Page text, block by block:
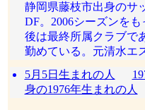
静岡県藤枝市出身のサ
DF。2006シーズンを
後は最終所属クラブで
勤めている。元清水エ
5月5日生まれの人
身の1976年生まれの人